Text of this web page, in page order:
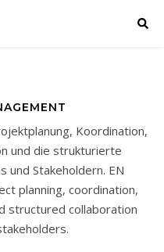
Koordination,
und die strukturierte
und Stakeholdern. EN
planning, coordination,
structured collaboration